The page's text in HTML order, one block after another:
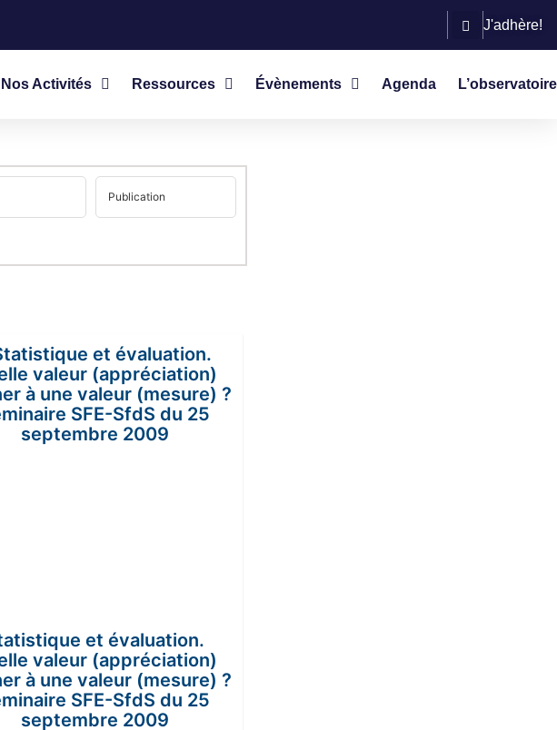
J'adhère!
Nos Activités Ressources Évènements Agenda L’observatoire
et évaluation.
valeur (appréciation)
à une valeur (mesure) ?
SFE-SfdS du 25
septembre 2009